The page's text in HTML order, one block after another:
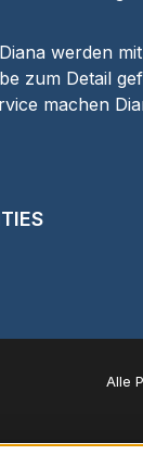
werden
zum Detail
machen
Alle